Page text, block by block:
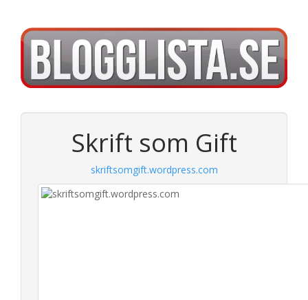
Skrift som Gift
skriftsomgift.wordpress.com